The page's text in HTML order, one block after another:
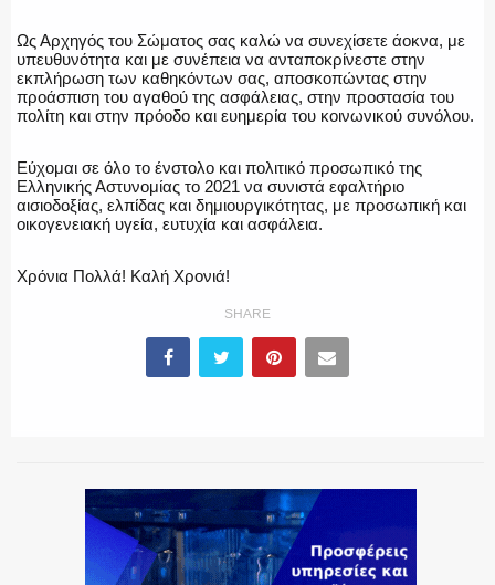
Ως Αρχηγός του Σώματος σας καλώ να συνεχίσετε άοκνα, με
υπευθυνότητα και με συνέπεια να ανταποκρίνεστε στην
εκπλήρωση των καθηκόντων σας, αποσκοπώντας στην
προάσπιση του αγαθού της ασφάλειας, στην προστασία του
πολίτη και στην πρόοδο και ευημερία του κοινωνικού συνόλου.
Εύχομαι σε όλο το ένστολο και πολιτικό προσωπικό της
Ελληνικής Αστυνομίας το 2021 να συνιστά εφαλτήριο
αισιοδοξίας, ελπίδας και δημιουργικότητας, με προσωπική και
οικογενειακή υγεία, ευτυχία και ασφάλεια.
Χρόνια Πολλά! Καλή Χρονιά!
SHARE